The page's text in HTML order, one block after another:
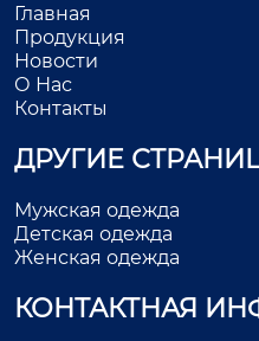
Главная
Продукция
Новости
О Нас
Контакты
ДРУГИЕ
Мужская одежда
Детская одежда
Женская одежда
КОНТАКТНАЯ